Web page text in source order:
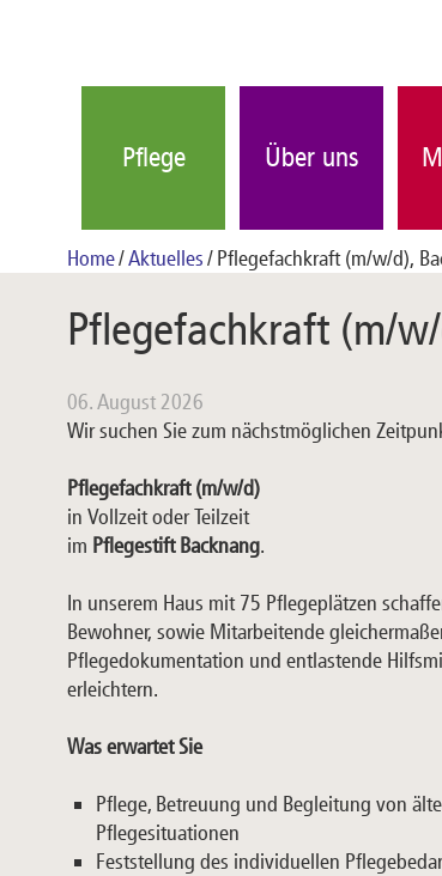
Pflege Über uns
Home Aktuelles Pflegefachkraft (m/w/d),
Pflegefachkraft (m/
06. August 2026
Wir suchen Sie zum nächstmöglichen
Pflegefachkraft (m/w/d)
in Vollzeit oder Teilzeit
im Pflegestift Backnang.
In unserem Haus mit 75 Pflegeplätzen
Bewohner, sowie Mitarbeitende
Pflegedokumentation und entlastende
erleichtern.
Was erwartet Sie
Pflege, Betreuung und Begleitung von
Pflegesituationen
Feststellung des individuellen